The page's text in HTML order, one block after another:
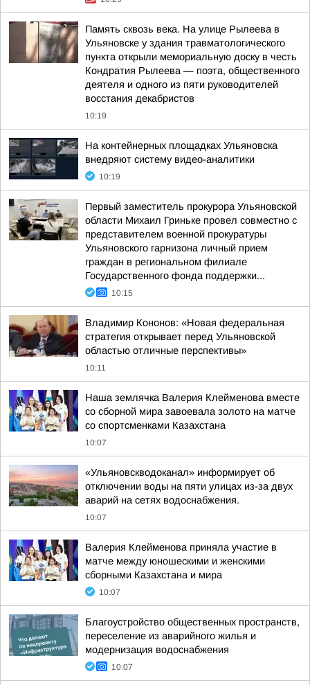
Память сквозь века. На улице Рылеева в
Ульяновске у здания травматологического
пункта открыли мемориальную доску в честь
Кондратия Рылеева — поэта, общественного
деятеля и одного из пяти руководителей
восстания декабристов
10:19
На контейнерных площадках Ульяновска
внедряют систему видео-аналитики
10:19
Первый заместитель прокурора Ульяновской
области Михаил Гриньке провел совместно с
представителем военной прокуратуры
Ульяновского гарнизона личный прием
граждан в региональном филиале
Государственного фонда поддержки...
10:15
Владимир Кононов: «Новая федеральная
стратегия открывает перед Ульяновской
областью отличные перспективы»
10:11
Наша землячка Валерия Клейменова вместе
со сборной мира завоевала золото на матче
со спортсменками Казахстана
10:07
«Ульяновскводоканал» информирует об
отключении воды на пяти улицах из-за двух
аварий на сетях водоснабжения.
10:07
Валерия Клейменова приняла участие в
матче между юношескими и женскими
сборными Казахстана и мира
10:07
Благоустройство общественных пространств,
переселение из аварийного жилья и
модернизация водоснабжения
10:07